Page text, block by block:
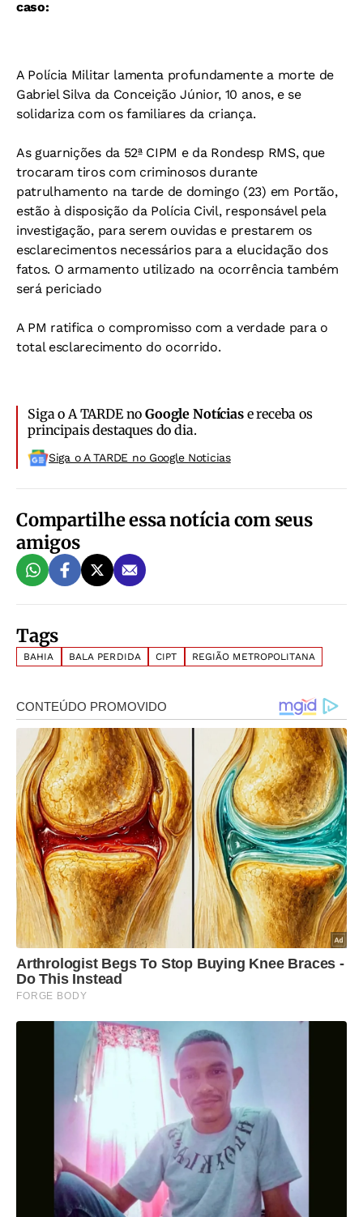
caso:
A Polícia Militar lamenta profundamente a morte de
Gabriel Silva da Conceição Júnior, 10 anos, e se
solidariza com os familiares da criança.
As guarnições da 52ª CIPM e da Rondesp RMS, que
trocaram tiros com criminosos durante
patrulhamento na tarde de domingo (23) em Portão,
estão à disposição da Polícia Civil, responsável pela
investigação, para serem ouvidas e prestarem os
esclarecimentos necessários para a elucidação dos
fatos. O armamento utilizado na ocorrência também
será periciado
A PM ratifica o compromisso com a verdade para o
total esclarecimento do ocorrido.
Siga o A TARDE noGoogle Notíciase receba os
principais destaques do dia.
Siga o A TARDE no Google Noticias
Compartilhe essa notícia com seus
amigos
Tags
BAHIA BALA PERDIDA CIPT REGIÃO METROPOLITANA